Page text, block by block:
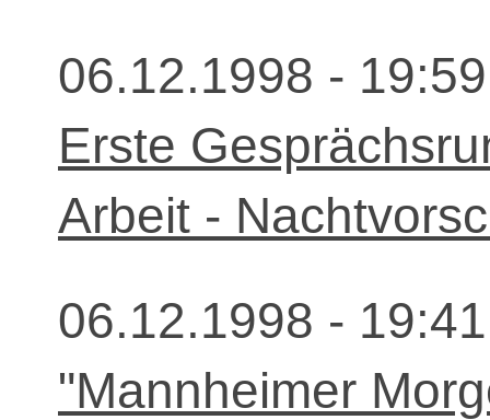
06.12.1998 -
Erste
Arbeit -
06.12.1998 -
"Mannheimer